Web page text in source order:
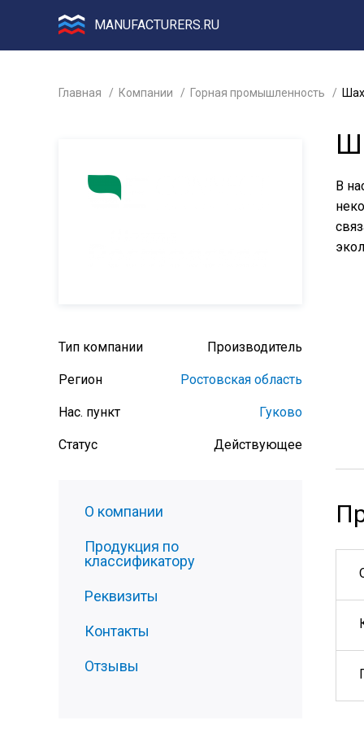
MANUFACTURERS.RU
Главная Компании Горная промышленность
Тип компании Производитель
Регион Ростовская область
Нас. пункт Гуково
Статус Действующее
О компании
Продукция по
классификатору
Реквизиты
Контакты
Отзывы
В